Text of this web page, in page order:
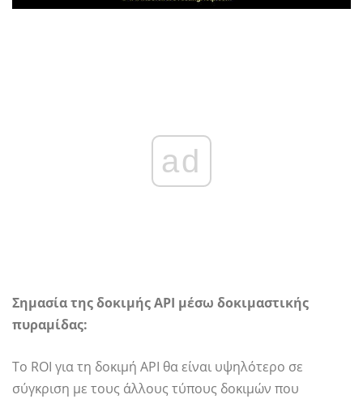
ad
Σημασία της δοκιμής API μέσω δοκιμαστικής
πυραμίδας:
Το ROI για τη δοκιμή API θα είναι υψηλότερο σε
σύγκριση με τους άλλους τύπους δοκιμών που